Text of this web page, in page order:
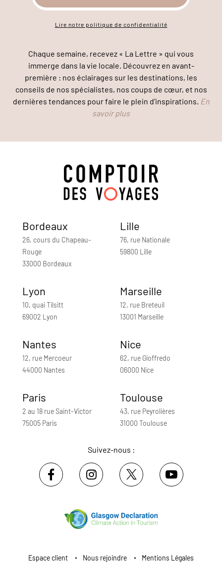
Lire notre politique de confidentialité
Chaque semaine, recevez « La Lettre » qui vous
immerge dans la vie locale. Découvrez en avant-
première : nos éclairages sur les destinations, les
conseils de nos spécialistes, nos coups de cœur, et nos
dernières tendances pour faire le plein d’inspirations. En
savoir plus
Bordeaux
26, cours du Chapeau-
Rouge
33000 Bordeaux
Lille
76, rue Nationale
59800 Lille
Lyon
10, quai Tilsitt
69002 Lyon
Marseille
12, rue Breteuil
13001 Marseille
Nantes
12, rue Mercoeur
44000 Nantes
Nice
62, rue Gioffredo
06000 Nice
Paris
2 au 18 rue Saint-Victor
75005 Paris
Toulouse
43, rue Peyrolières
31000 Toulouse
Suivez-nous :
Espace client Nous rejoindre Mentions Légales